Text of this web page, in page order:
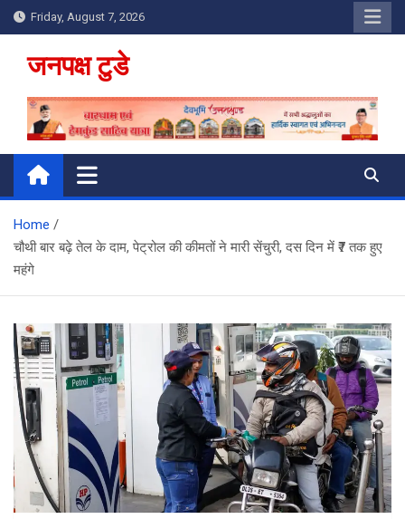
Skip
to
content
Friday, August 7, 2026
जनपक्ष टुडे
Home
चौथी बार बढ़े तेल के दाम, पेट्रोल की कीमतों ने मारी सेंचुरी, दस दिन में ₹7 तक हुए
महंगे